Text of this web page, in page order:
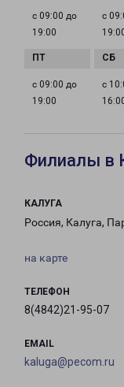
с 09:00 до
19:00
с
с 09:00 до
19:00
с
Филиалы в
КАЛУГА
Россия, Калуга,
на карте
ТЕЛЕФОН
8(4842)21-95-07
EMAIL
kaluga@pecom.ru